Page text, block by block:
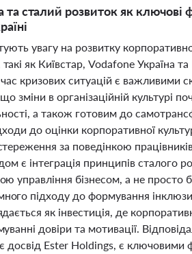
та сталий розвиток як
увагу на розвитку
як Київстар, Vodafone Україна
час кризових ситуацій є важливими
в організаційній культурі
а також готовим до
до оцінки корпоративної
за поведінкою
є інтеграція принципів сталого
управління бізнесом, а не просто
підходу до формування
як інвестиція, де
довіри та мотивації.
досвід Ester Holdings, є